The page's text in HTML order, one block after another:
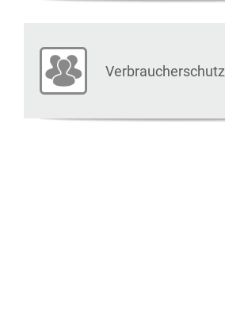
Verbraucherschutz